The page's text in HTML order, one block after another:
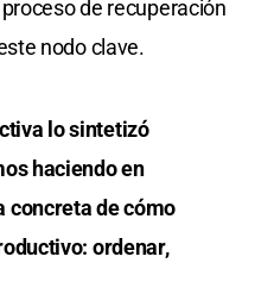
de recuperación
nodo clave.
lo sintetizó
haciendo en
concreta de cómo
ordenar,